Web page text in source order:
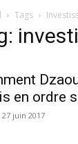
Tags
en ordre
27 juin 2017